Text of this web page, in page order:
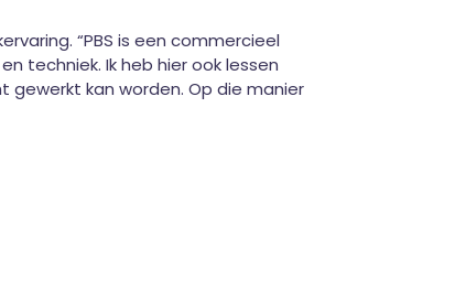
“PBS is een commercieel
techniek. Ik heb hier ook lessen
gewerkt kan worden. Op die manier